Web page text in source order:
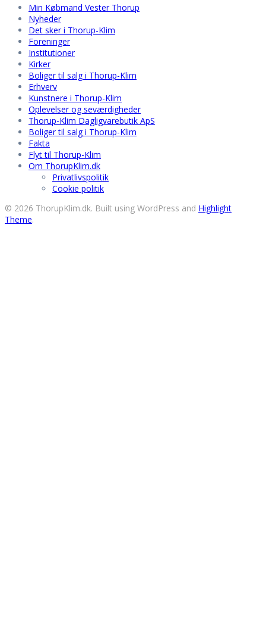
indlæg
Min Købmand Vester Thorup
Nyheder
Det sker i Thorup-Klim
Foreninger
Institutioner
Kirker
Boliger til salg i Thorup-Klim
Erhverv
Kunstnere i Thorup-Klim
Oplevelser og seværdigheder
Thorup-Klim Dagligvarebutik ApS
Boliger til salg i Thorup-Klim
Fakta
Flyt til Thorup-Klim
Om ThorupKlim.dk
Privatlivspolitik
Cookie politik
© 2026 ThorupKlim.dk. Built using WordPress and Highlight
Theme.